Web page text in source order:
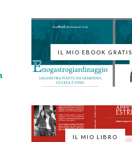
IL MIO EBOOK GRATIS
IL MIO LIBRO